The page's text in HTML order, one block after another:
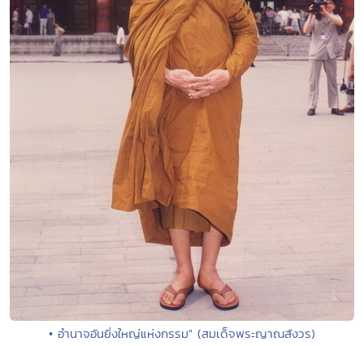
• อำนาจอันยิ่งใหญ่แห่งกรรม" (สมเด็จพระญาณสังวร)